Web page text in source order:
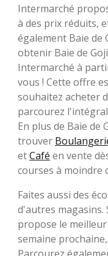
Intermarché
à des prix réduits,
également Baie de
obtenir Baie de
Intermarché à
vous ! Cette offre
souhaitez acheter
parcourez
En plus de Baie de
trouver
etCafé en vente
courses à moindre
Faites aussi des
d'autres magasins.
propose le
semaine